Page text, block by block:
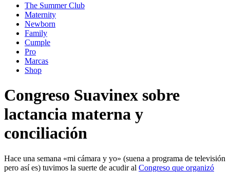
The Summer Club
Maternity
Newborn
Family
Cumple
Pro
Marcas
Shop
Congreso Suavinex sobre
lactancia materna y
conciliación
Hace una semana «mi cámara y yo» (suena a programa de televisión
pero así es) tuvimos la suerte de acudir al Congreso que organizó